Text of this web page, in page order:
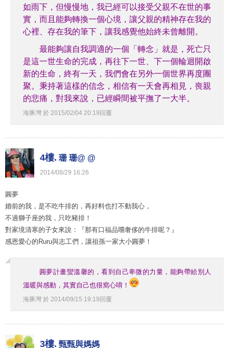
如雨下，但慢慢地，我已經可以接受父親不在世的事
實，而且能夠轉換一個心境，讓父親的精神存在我的
心裡、存在我的筆下，讓我感覺他始終未曾離開。
最能夠讓自我調適的一個「轉念」就是，死亡只
是這一世生命的完成，再往下一世、下一個輪迴開啟
新的生命，終有一天，我們會在另外一個世界再度團
聚。秉持著這樣的信念，相信有一天會再相見，喪親
的悲痛，對我來說，已經瞬間被平撫了一大半。
海豚灣 於 2015/02/04 20:19 回覆
4樓. 珊 珊@ @
2014/08/29 16:26
圓夢
婚前的我，是不吃牛排的，再好料也打不動我心，
不過獅子座的我，只吃豬排！
對家境清寒的子女來說：『那有口福品嚐奢侈的牛排呢？』
感恩愛心的Ruru與志工們，讓祖孫一家大小圓夢！
圓夢計畫蠻溫馨的，看到自己卑微的力量，能夠帶給別人
溫暖與感動，其實自己也很窩心唷！
海豚灣 於 2014/09/15 19:19 回覆
3樓. 甄甄與媽媽